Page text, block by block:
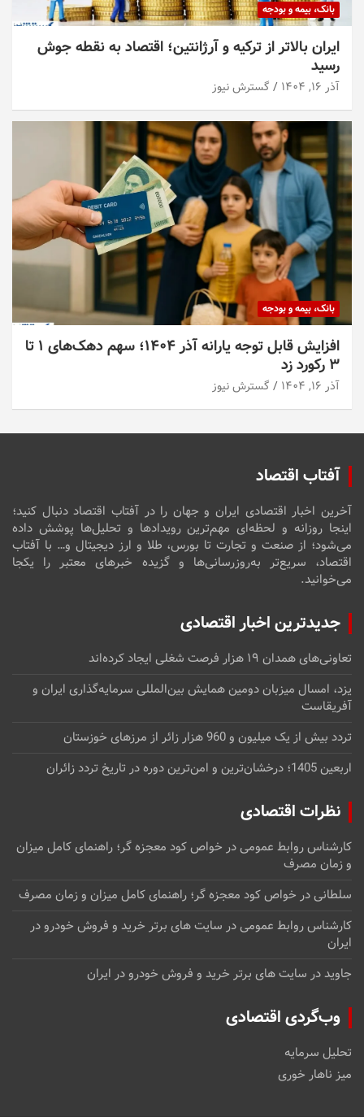
بانک، بیمه و بودجه
ایران بالاتر از ترکیه و آرژانتین؛ اقتصاد به نقطه جوش
رسید
آذر ۱۶, ۱۴۰۴ گسترش نیوز
بانک، بیمه و بودجه
افزایش قابل توجه یارانه آذر ۱۴۰۴؛ سهم دهک‌های ۱ تا
۳ رکورد زد
آذر ۱۶, ۱۴۰۴ گسترش نیوز
آفتاب اقتصاد
آخرین اخبار اقتصادی ایران و جهان را در آفتاب اقتصاد دنبال کنید؛
اینجا روزانه و لحظه‌ای مهم‌ترین رویدادها و تحلیل‌ها پوشش داده
می‌شود؛ از صنعت و تجارت تا بورس، طلا و ارز دیجیتال و… با آفتاب
اقتصاد، سریع‌تر به‌روزرسانی‌ها و گزیده خبرهای معتبر را یکجا
می‌خوانید.
جدیدترین اخبار اقتصادی
تعاونی‌های همدان ۱۹ هزار فرصت شغلی ایجاد کرده‌اند
یزد، امسال میزبان دومین همایش بین‌المللی سرمایه‌گذاری ایران و
آفریقاست
تردد بیش از یک میلیون و 960 هزار زائر از مرزهای خوزستان
اربعین 1405؛ درخشان‌ترین و امن‌ترین دوره در تاریخ تردد زائران
نظرات اقتصادی
کارشناس روابط عمومیدرخواص کود معجزه گر؛ راهنمای کامل میزان
و زمان مصرف
سلطانیدرخواص کود معجزه گر؛ راهنمای کامل میزان و زمان مصرف
کارشناس روابط عمومیدرسایت های برتر خرید و فروش خودرو در
ایران
جاویددرسایت های برتر خرید و فروش خودرو در ایران
وب‌گردی اقتصادی
تحلیل سرمایه
میز ناهار خوری